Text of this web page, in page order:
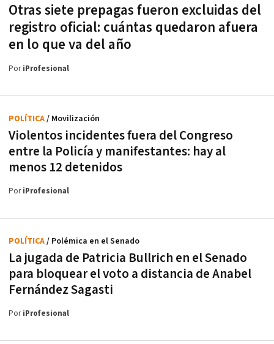
Otras siete prepagas fueron excluidas del
registro oficial: cuántas quedaron afuera
en lo que va del año
PoriProfesional
Violentos incidentes fuera del Congreso
entre la Policía y manifestantes: hay al
menos 12 detenidos
POLÍTICA/ Movilización
PoriProfesional
La jugada de Patricia Bullrich en el Senado
para bloquear el voto a distancia de Anabel
Fernández Sagasti
POLÍTICA/ Polémica en el Senado
PoriProfesional